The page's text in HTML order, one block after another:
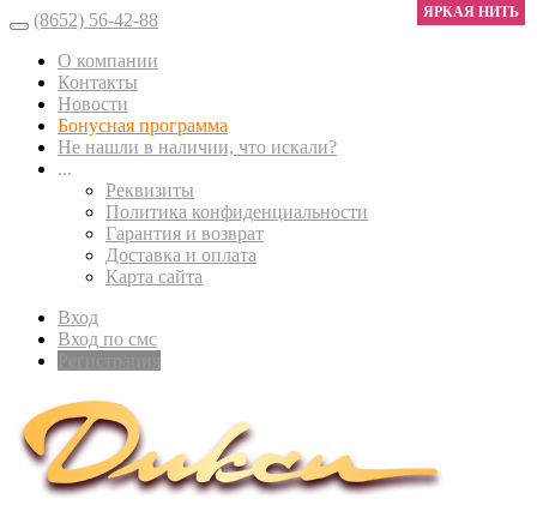
(8652) 56-42-88
О компании
Контакты
Новости
Бонусная программа
Не нашли в наличии, что искали?
...
Реквизиты
Политика конфиденциальности
Гарантия и возврат
Доставка и оплата
Карта сайта
Вход
Вход по смс
ЯРКАЯ НИТЬ